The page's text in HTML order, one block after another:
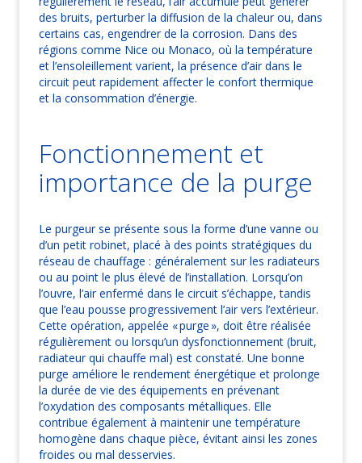
des bruits, perturber la diffusion de la chaleur ou, dans
certains cas, engendrer de la corrosion. Dans des
régions comme Nice ou Monaco, où la température
et l’ensoleillement varient, la présence d’air dans le
circuit peut rapidement affecter le confort thermique
et la consommation d’énergie.
Fonctionnement et
importance de la purge
Le purgeur se présente sous la forme d’une vanne ou
d’un petit robinet, placé à des points stratégiques du
réseau de chauffage : généralement sur les radiateurs
ou au point le plus élevé de l’installation. Lorsqu’on
l’ouvre, l’air enfermé dans le circuit s’échappe, tandis
que l’eau pousse progressivement l’air vers l’extérieur.
Cette opération, appelée « purge », doit être réalisée
régulièrement ou lorsqu’un dysfonctionnement (bruit,
radiateur qui chauffe mal) est constaté. Une bonne
purge améliore le rendement énergétique et prolonge
la durée de vie des équipements en prévenant
l’oxydation des composants métalliques. Elle
contribue également à maintenir une température
homogène dans chaque pièce, évitant ainsi les zones
froides ou mal desservies.